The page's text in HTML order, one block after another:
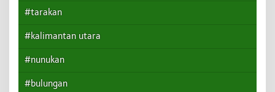
#tarakan
#kalimantan utara
#nunukan
#bulungan